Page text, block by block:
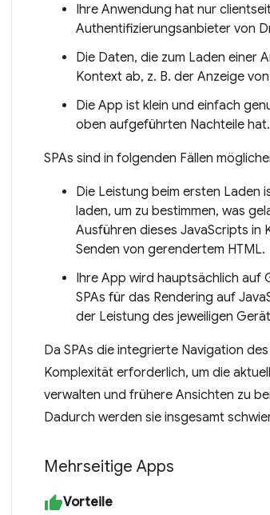
Ihre Anwendung hat nur
Authentifizierungsanbieter von
Die Daten, die zum Laden einer
Kontext ab, z. B. der Anzeige
Die App ist klein und einfach
oben aufgeführten Nachteile hat.
SPAs sind in folgenden Fällen
Die Leistung beim ersten Laden
laden, um zu bestimmen, was
Ausführen dieses JavaScripts in
Senden von gerendertem HTML.
Ihre App wird hauptsächlich auf
SPAs für das Rendering auf
der Leistung des jeweiligen
Da SPAs die integrierte Navigation
Komplexität erforderlich, um die
verwalten und frühere Ansichten zu
Dadurch werden sie insgesamt
Mehrseitige Apps
Vorteile